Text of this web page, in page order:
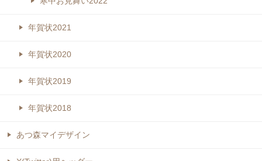
年賀状2021
年賀状2020
年賀状2019
年賀状2018
あつ森マイデザイン